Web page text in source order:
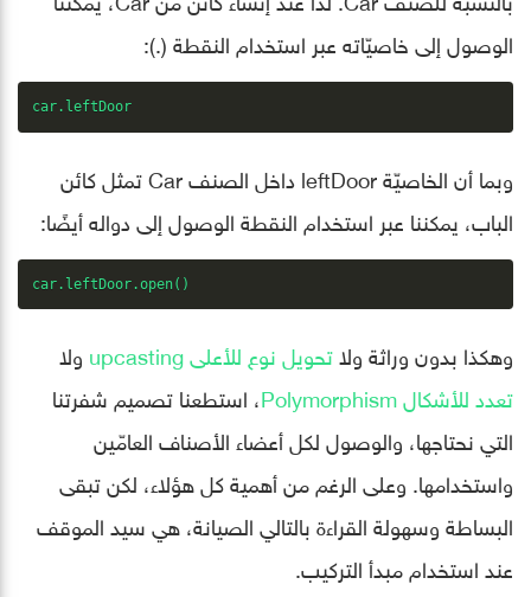
الوصول إلى خاصيّاته عبر استخدام النقطة (.):
car.leftDoor
وبما أن الخاصيّة leftDoor داخل الصنف Car تمثل كائن
الباب، يمكننا عبر استخدام النقطة الوصول إلى دواله أيضًا:
car.leftDoor.open()
وهكذا بدون وراثة ولاتحويل نوع للأعلى upcasting
ولا
تعدد للأشكال Polymorphism
، استطعنا تصميم شفرتنا
التي نحتاجها، والوصول لكل أعضاء الأصناف العامّين
واستخدامها. وعلى الرغم من أهمية كل هؤلاء، لكن تبقى
البساطة وسهولة القراءة بالتالي الصيانة، هي سيد الموقف
عند استخدام مبدأ التركيب.